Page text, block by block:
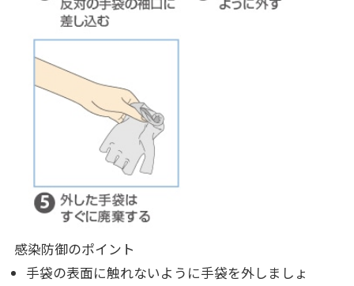
感染防御のポイント
手袋の表面に触れないように手袋を外しましょ